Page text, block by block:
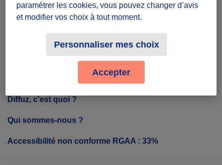
FacebookInstagramYoutube
Tout sur Diffuz
Diffuz, c'est quoi ?
Qui sommes-nous ?
Accessibilité non conforme RGAA : 33%
paramétrer les cookies, vous pouvez changer d’avis
et modifier vos choix à tout moment.
Personnaliser mes choix
Accepter